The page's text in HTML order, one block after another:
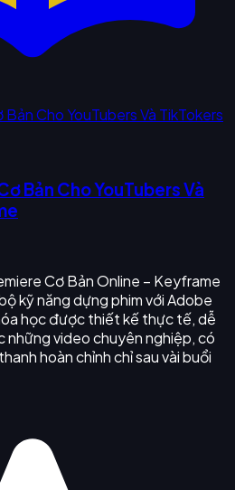
Bản Cho YouTubers Và
Cơ Bản Online – Keyframe
kỹ năng dựng phim với Adobe
học được thiết kế thực tế, dễ
những video chuyên nghiệp, có
hoàn chỉnh chỉ sau vài buổi